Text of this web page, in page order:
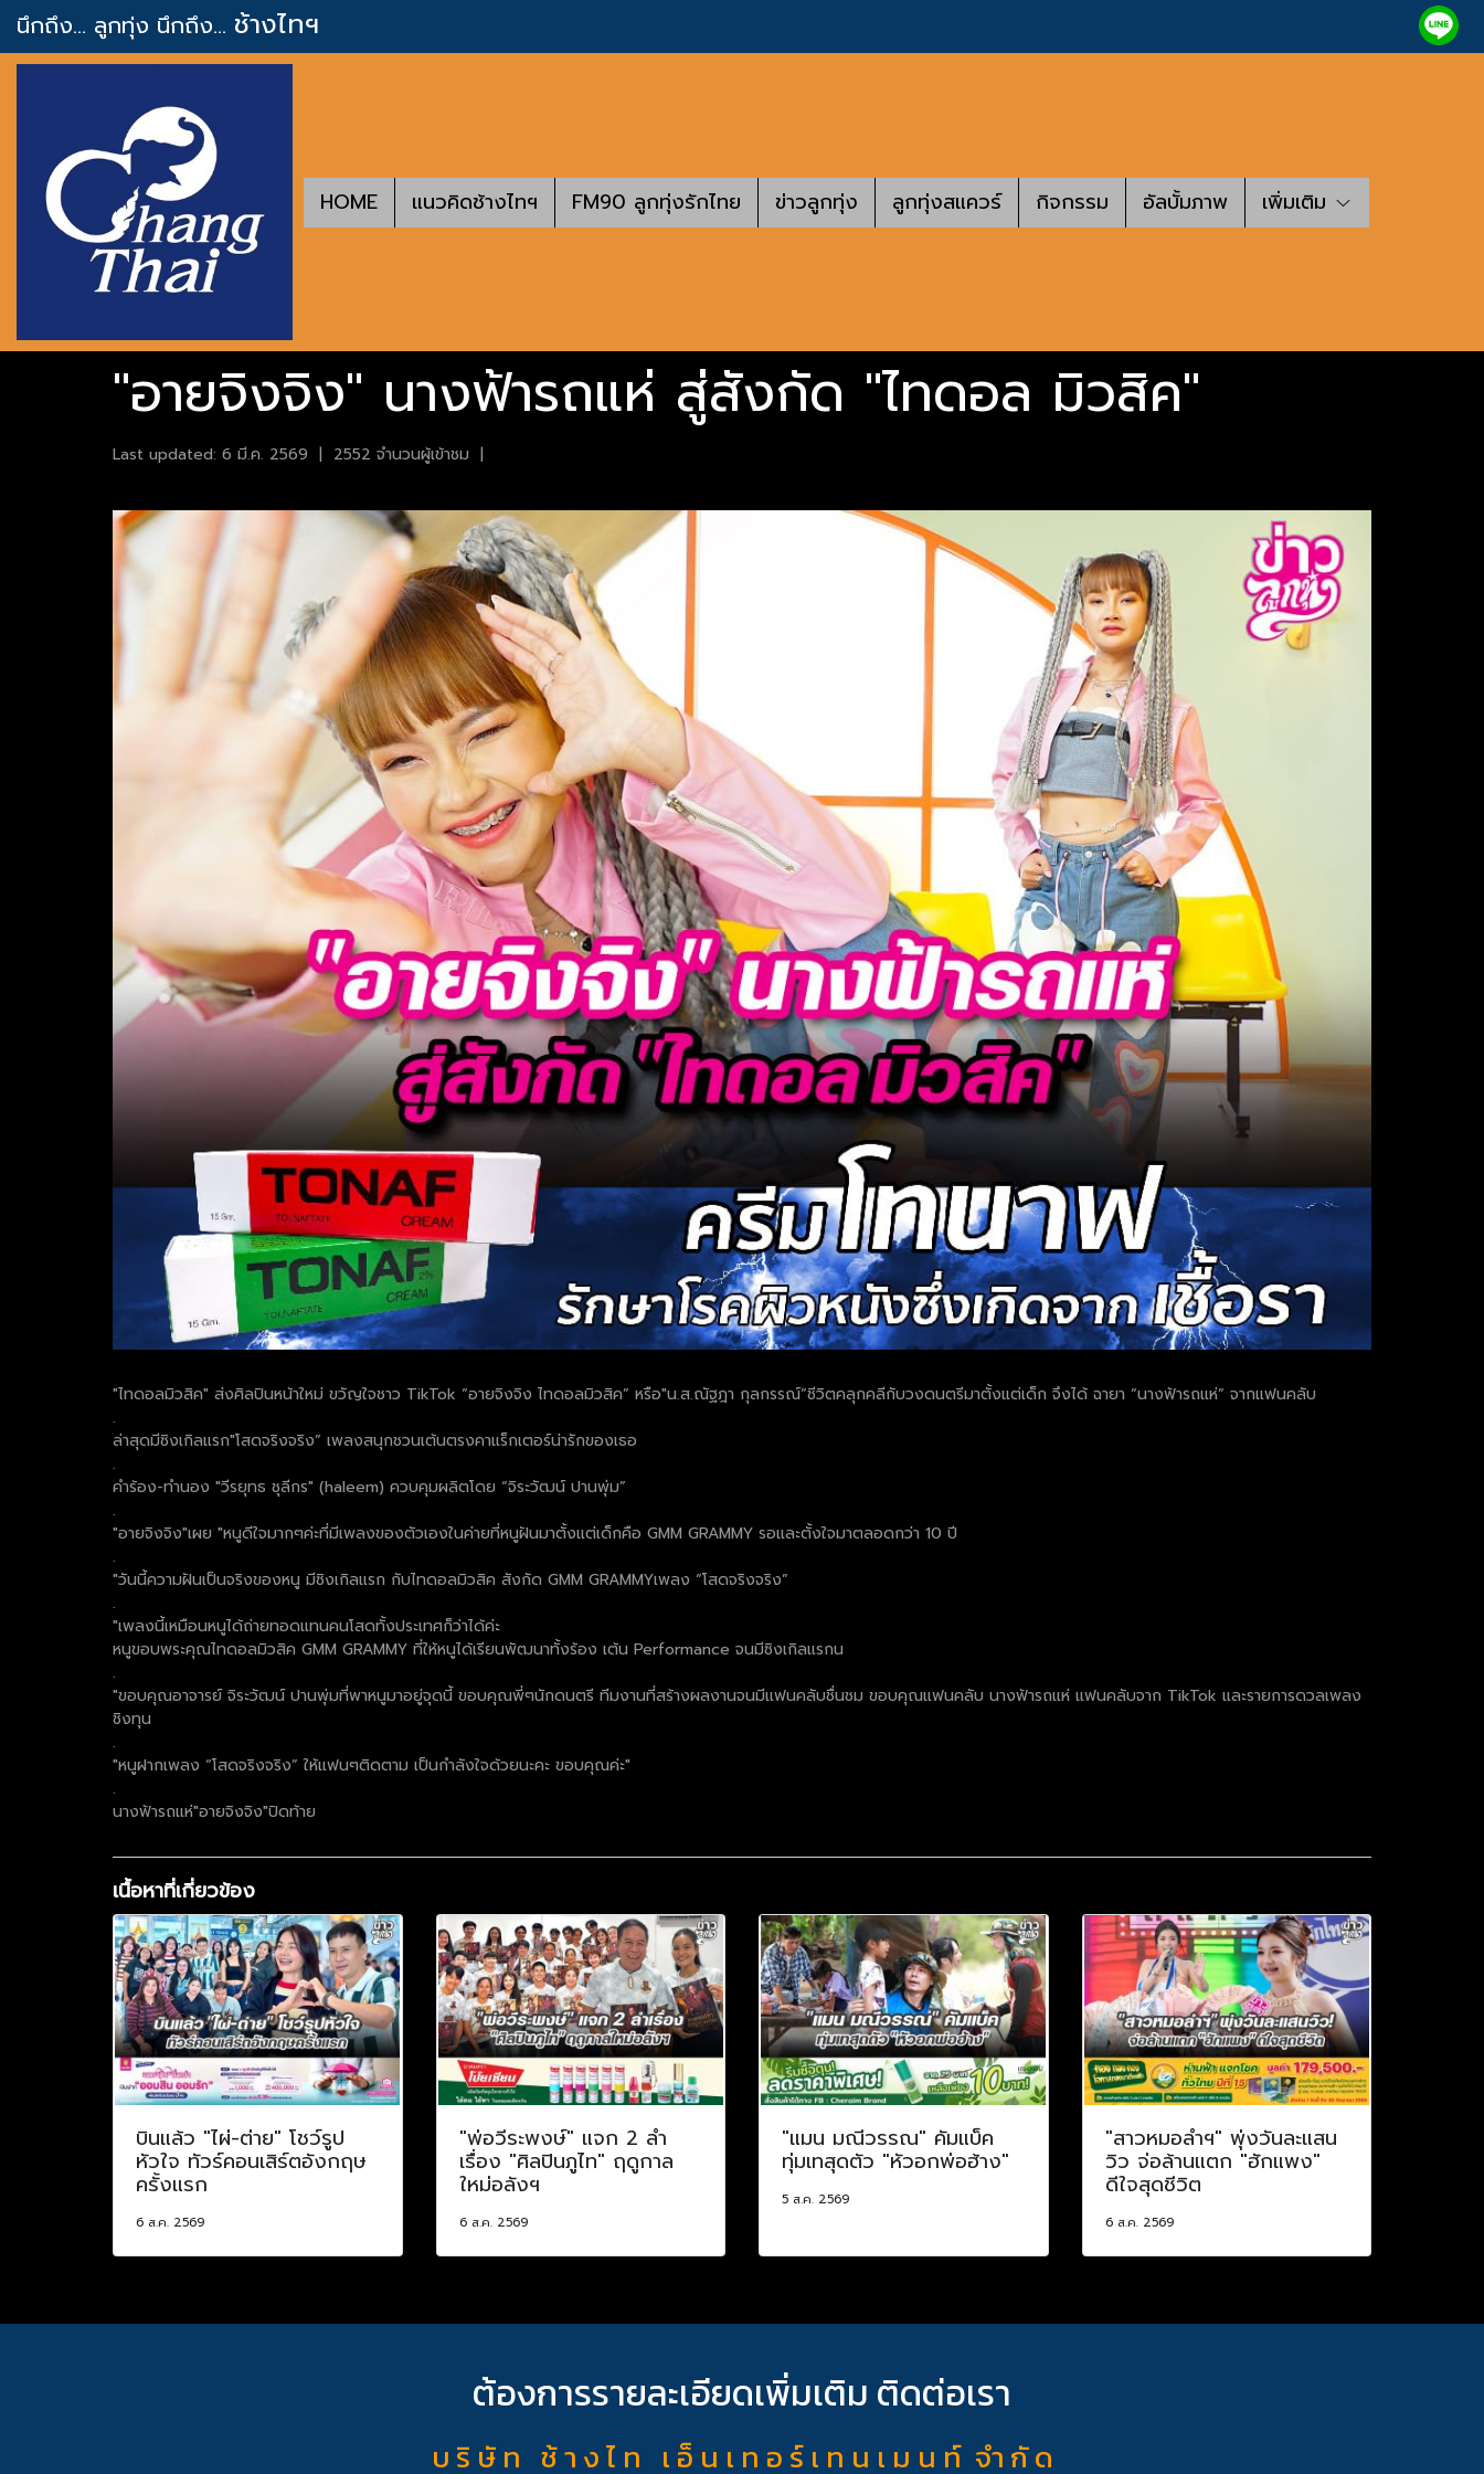
นึกถึง... ลูกทุ่ง นึกถึง... ช้างไทฯ
HOME แนวคิดช้างไทฯ FM90 ลูกทุ่งรักไทย ข่าวลูกทุ่ง ลูกทุ่งสแควร์ กิจกรรม อัลบั้มภาพ เพิ่มเติม
"อายจิงจิง" นางฟ้ารถแห่ สู่สังกัด "ไทดอล มิวสิค"
Last updated: 6 มี.ค. 2569 | 2552 จำนวนผู้เข้าชม |
"ไทดอลมิวสิค" ส่งศิลปินหน้าใหม่ ขวัญใจชาว TikTok “อายจิงจิง ไทดอลมิวสิค” หรือ"น.ส.ณัฐฎา กุลกรรณ์”ชีวิตคลุกคลีกับวงดนตรีมาตั้งแต่เด็ก จึงได้ ฉายา “นางฟ้ารถแห่” จากแฟนคลับ
.
ล่าสุดมีซิงเกิลแรก"โสดจริงจริง” เพลงสนุกชวนเต้นตรงคาแร็กเตอร์น่ารักของเธอ
.
คำร้อง-ทำนอง "วีรยุทธ ชุลีกร" (haleem) ควบคุมผลิตโดย “จิระวัฒน์ ปานพุ่ม”
.
"อายจิงจิง"เผย "หนูดีใจมากๆค่ะที่มีเพลงของตัวเองในค่ายที่หนูฝันมาตั้งแต่เด็กคือ GMM GRAMMY รอและตั้งใจมาตลอดกว่า 10 ปี
.
"วันนี้ความฝันเป็นจริงของหนู มีซิงเกิลแรก กับไทดอลมิวสิค สังกัด GMM GRAMMYเพลง “โสดจริงจริง”
.
"เพลงนี้เหมือนหนูได้ถ่ายทอดแทนคนโสดทั้งประเทศก็ว่าได้ค่ะ
หนูขอบพระคุณไทดอลมิวสิค GMM GRAMMY ที่ให้หนูได้เรียนพัฒนาทั้งร้อง เต้น Performance จนมีซิงเกิลแรกน
.
"ขอบคุณอาจารย์ จิระวัฒน์ ปานพุ่มที่พาหนูมาอยู่จุดนี้ ขอบคุณพี่ๆนักดนตรี ทีมงานที่สร้างผลงานจนมีแฟนคลับชื่นชม ขอบคุณแฟนคลับ นางฟ้ารถแห่ แฟนคลับจาก TikTok และรายการดวลเพลง
ชิงทุน
.
"หนูฝากเพลง “โสดจริงจริง” ให้แฟนๆติดตาม เป็นกำลังใจด้วยนะคะ ขอบคุณค่ะ"
.
นางฟ้ารถแห่"อายจิงจิง"ปิดท้าย
เนื้อหาที่เกี่ยวข้อง
บินแล้ว "ไผ่-ต่าย" โชว์รูป
หัวใจ ทัวร์คอนเสิร์ตอังกฤษ
ครั้งแรก
6 ส.ค. 2569
"พ่อวีระพงษ์" แจก 2 ลำ
เรื่อง "ศิลปินภูไท" ฤดูกาล
ใหม่อลังฯ
6 ส.ค. 2569
"แมน มณีวรรณ" คัมแบ็ค
ทุ่มเทสุดตัว "หัวอกพ่อฮ้าง"
5 ส.ค. 2569
"สาวหมอลำฯ" พุ่งวันละแสน
วิว จ่อล้านแตก "ฮักแพง"
ดีใจสุดชีวิต
6 ส.ค. 2569
ต้องการรายละเอียดเพิ่มเติม ติดต่อเรา
บ ริ ษั ท ช้ า ง ไ ท เ อ็ น เ ท อ ร์ เ ท น เ ม น ท์ จำ กั ด